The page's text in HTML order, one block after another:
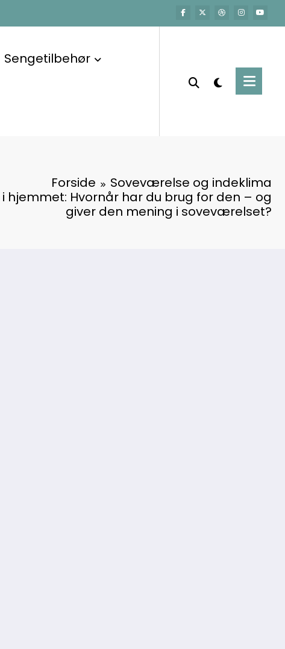
Sengetilbehør
Forside
Soveværelse og indeklima
hjemmet: Hvornår har du brug for den – og
giver den mening i soveværelset?